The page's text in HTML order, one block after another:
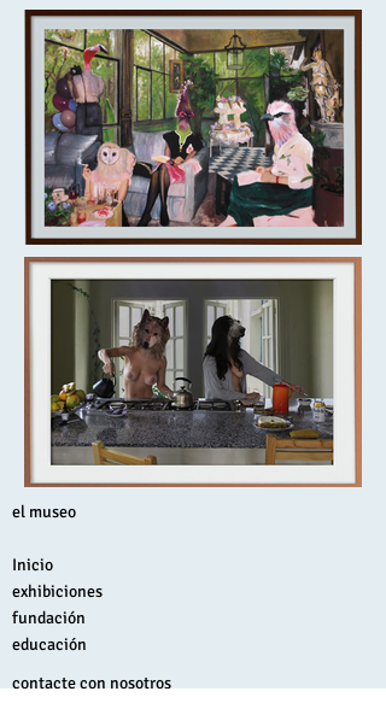
el museo
Inicio
exhibiciones
fundación
educación
contacte con nosotros